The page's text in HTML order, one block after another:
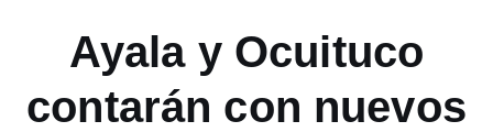
Ayala y Ocuituco
contarán con nuevos